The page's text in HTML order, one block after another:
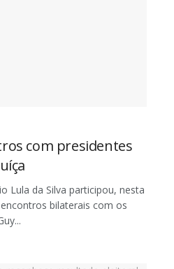
com presidentes
Lula da Silva participou, nesta
bilaterais com os